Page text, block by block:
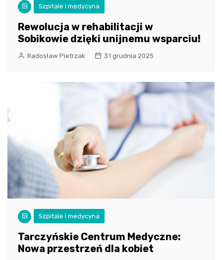
Szpitale i medycyna
Rewolucja w rehabilitacji w
Sobikowie dzięki unijnemu wsparciu!
Radosław Pietrzak 31 grudnia 2025
Szpitale i medycyna
Tarczyńskie Centrum Medyczne:
Nowa przestrzeń dla kobiet